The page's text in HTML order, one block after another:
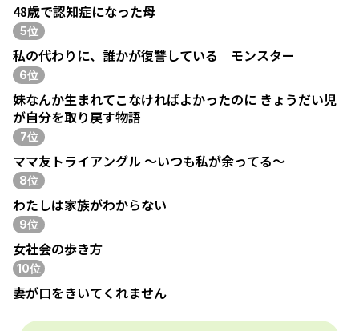
48歳で認知症になった母
5位
私の代わりに、誰かが復讐している モンスター
6位
妹なんか生まれてこなければよかったのに きょうだい児
が自分を取り戻す物語
7位
ママ友トライアングル ～いつも私が余ってる～
8位
わたしは家族がわからない
9位
女社会の歩き方
10位
妻が口をきいてくれません